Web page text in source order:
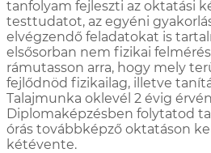
tanfolyam fejleszti az oktatási
testtudatot, az egyéni
elvégzendő feladatokat is
elsősorban nem fizikai
rámutasson arra, hogy mely
fejlődnöd fizikailag, illetve
Talajmunka oklevél 2 évig
Diplomaképzésben folytatod
órás továbbképző oktatáson
kétévente.